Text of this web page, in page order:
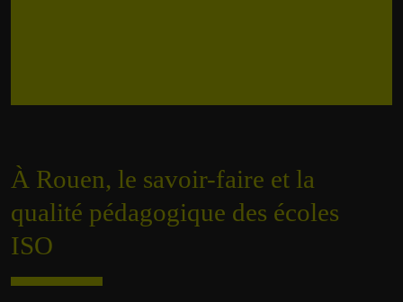
À Rouen, le savoir-faire et la
qualité pédagogique des écoles
ISO